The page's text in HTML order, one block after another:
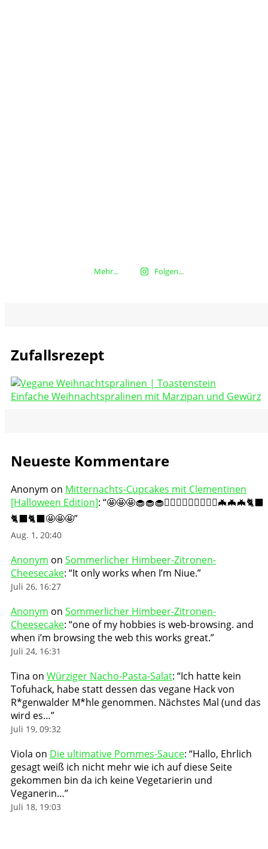
Mehr... Folgen...
Zufallsrezept
Einfache Weihnachtspralinen mit Marzipan und Gewürz
Neueste Kommentare
Anonym on Mitternachts-Cupcakes mit Clementinen
[Halloween Edition]: “🤩🤩🤩🧁🧁🧁🧛🏻‍♀️🧛🏻‍♀️🧛🏻‍♀️🦇🦇🦇🐈‍⬛
🐈‍⬛🐈‍⬛🤩🤩🤩”
Aug. 1, 20:40
Anonym on Sommerlicher Himbeer-Zitronen-
Cheesecake: “It only works when I’m Niue.”
Juli 26, 16:27
Anonym on Sommerlicher Himbeer-Zitronen-
Cheesecake: “one of my hobbies is web-browsing. and
when i’m browsing the web this works great.”
Juli 24, 16:31
Tina on Würziger Nacho-Pasta-Salat: “Ich hatte kein
Tofuhack, habe statt dessen das vegane Hack von
R*genwalder M*hle genommen. Nächstes Mal (und das
wird es…”
Juli 19, 09:32
Viola on Die ultimative Pommes-Sauce: “Hallo, Ehrlich
gesagt weiß ich nicht mehr wie ich auf diese Seite
gekommen bin da ich keine Vegetarierin und
Veganerin…”
Juli 18, 19:03